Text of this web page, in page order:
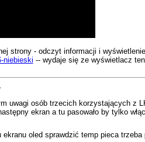
strony - odczyt informacji i
niebieski -- wydaje się ze wyświetlacz
uwagi osób trzecich korzystających z
ekran a tu pasowało by tylko
oled sprawdzić temp pieca